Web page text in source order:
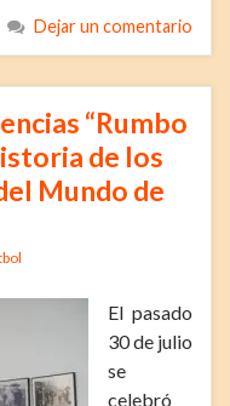
Dejar un comentario
“Rumbo
de los
Mundo de
El pasado
30 de julio
se
celebró